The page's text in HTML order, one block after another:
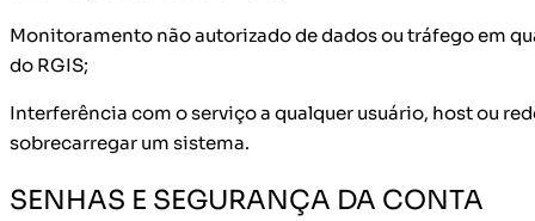
Monitoramento não autorizado de dados ou tráfego em
do RGIS;
Interferência com o serviço a qualquer usuário, host ou
sobrecarregar um sistema.
SENHAS E SEGURANÇA DA CONTA